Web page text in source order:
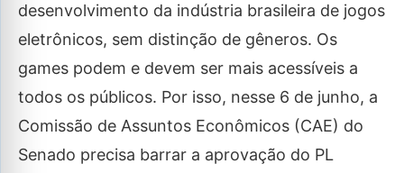
desenvolvimento da indústria brasileira de jogos
eletrônicos, sem distinção de gêneros. Os
games podem e devem ser mais acessíveis a
todos os públicos. Por isso, nesse 6 de junho, a
Comissão de Assuntos Econômicos (CAE) do
Senado precisa barrar a aprovação do PL